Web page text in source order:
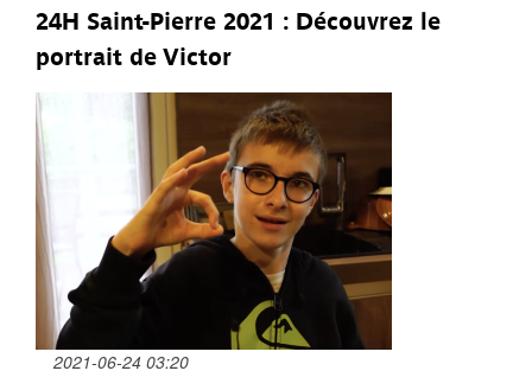
24H Saint-Pierre 2021 : Découvrez le
portrait de Victor
2021-06-24 03:20